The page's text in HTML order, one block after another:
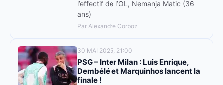
l’effectif de l’OL, Nemanja Matic (36
ans)
Par Alexandre Corboz
30 MAI 2025, 21:00
PSG – Inter Milan : Luis Enrique,
Dembélé et Marquinhos lancent la
finale !